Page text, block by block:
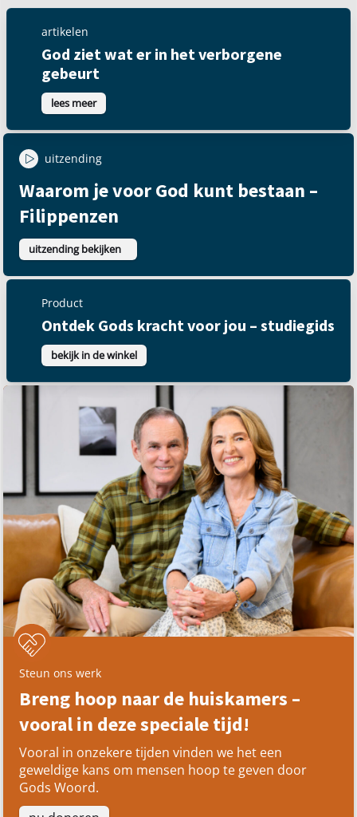
artikelen
God ziet wat er in het verborgene
gebeurt
lees meer
uitzending
Waarom je voor God kunt bestaan –
Filippenzen
uitzending bekijken
Product
Ontdek Gods kracht voor jou – studiegids
bekijk in de winkel